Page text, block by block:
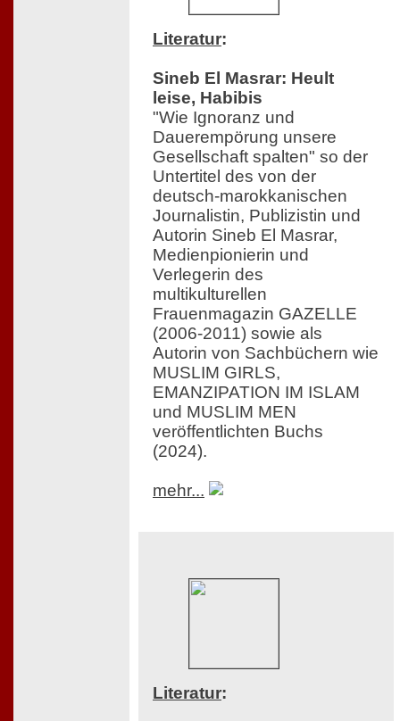
Literatur:
Sineb El Masrar: Heult
leise, Habibis
"Wie Ignoranz und
Dauerempörung unsere
Gesellschaft spalten" so der
Untertitel des von der
deutsch-marokkanischen
Journalistin, Publizistin und
Autorin Sineb El Masrar,
Medienpionierin und
Verlegerin des
multikulturellen
Frauenmagazin GAZELLE
(2006-2011) sowie als
Autorin von Sachbüchern wie
MUSLIM GIRLS,
EMANZIPATION IM ISLAM
und MUSLIM MEN
veröffentlichten Buchs
(2024).
mehr...
Literatur: